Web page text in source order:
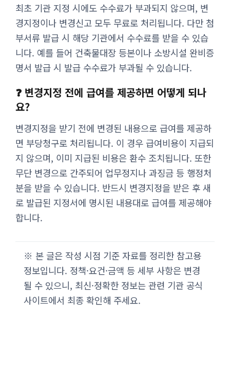
최초 기관 지정 시에도 수수료가 부과되지 않으며, 변
경지정이나 변경신고 모두 무료로 처리됩니다. 다만 첨
부서류 발급 시 해당 기관에서 수수료를 받을 수 있습
니다. 예를 들어 건축물대장 등본이나 소방시설 완비증
명서 발급 시 발급 수수료가 부과될 수 있습니다.
❓ 변경지정 전에 급여를 제공하면 어떻게 되나
요?
변경지정을 받기 전에 변경된 내용으로 급여를 제공하
면 부당청구로 처리됩니다. 이 경우 급여비용이 지급되
지 않으며, 이미 지급된 비용은 환수 조치됩니다. 또한
무단 변경으로 간주되어 업무정지나 과징금 등 행정처
분을 받을 수 있습니다. 반드시 변경지정을 받은 후 새
로 발급된 지정서에 명시된 내용대로 급여를 제공해야
합니다.
※ 본 글은 작성 시점 기준 자료를 정리한 참고용
정보입니다. 정책·요건·금액 등 세부 사항은 변경
될 수 있으니, 최신·정확한 정보는 관련 기관 공식
사이트에서 최종 확인해 주세요.